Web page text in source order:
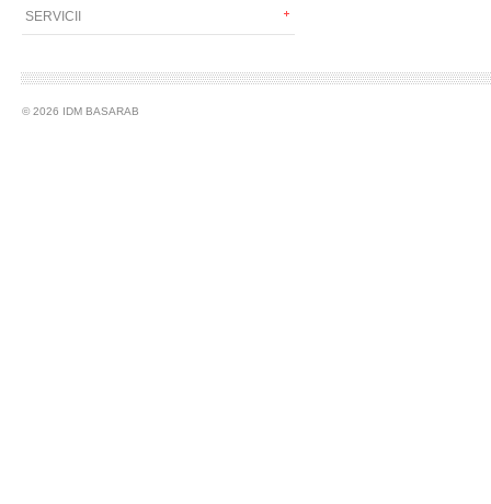
SERVICII
© 2026 IDM BASARAB